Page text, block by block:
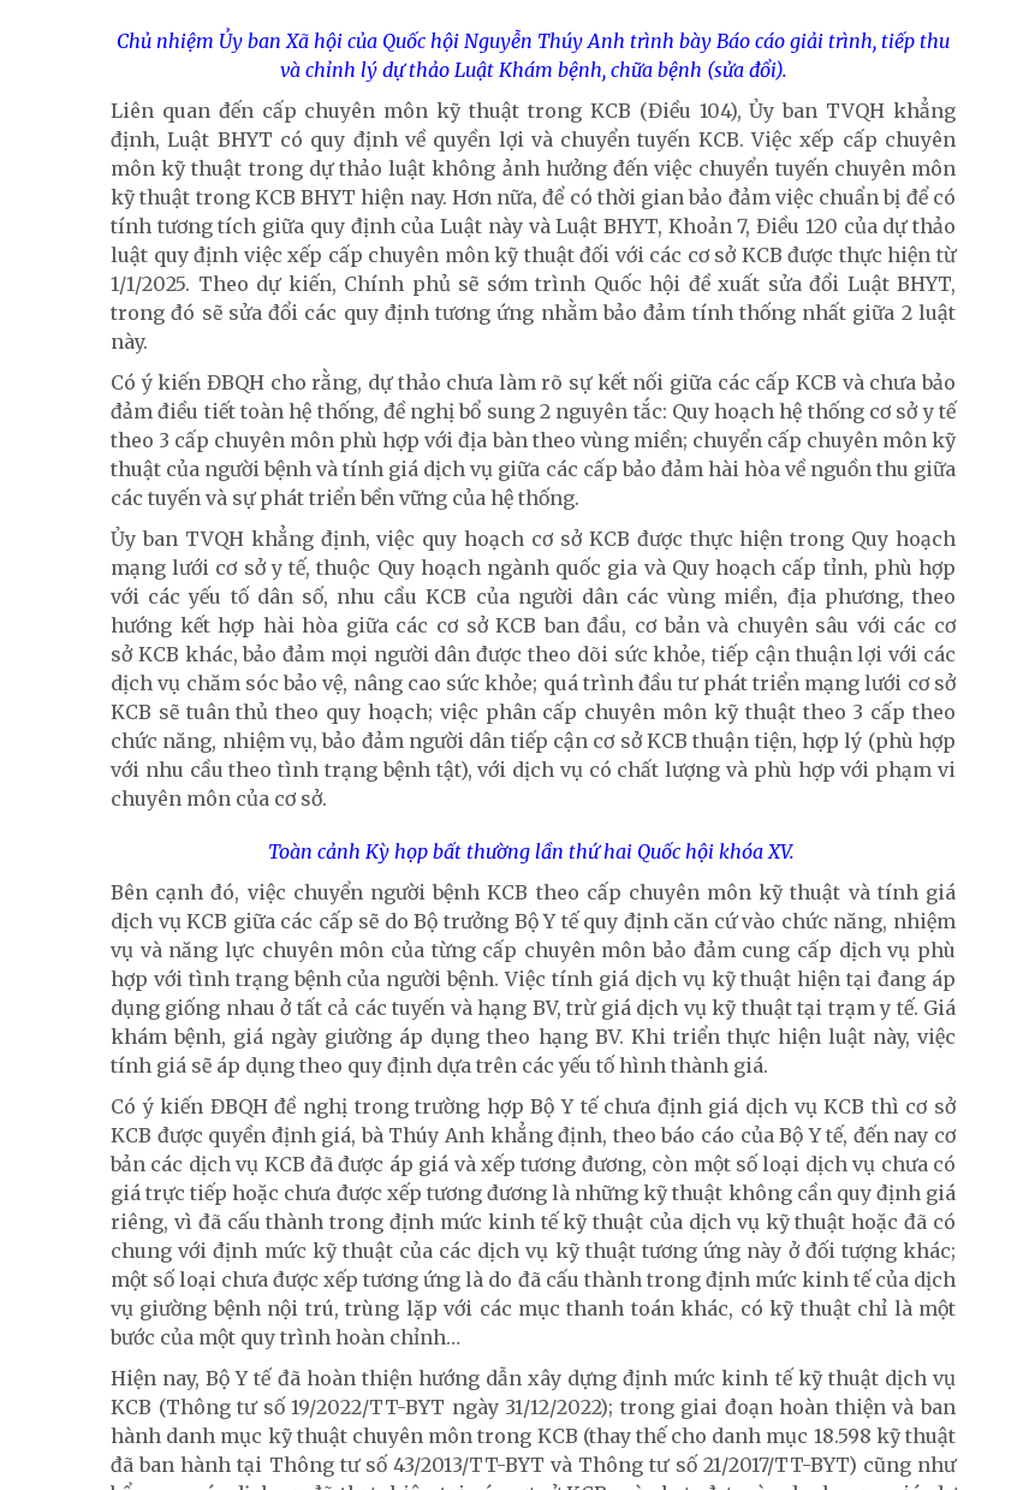
Chủ nhiệm Ủy ban Xã hội của Quốc hội Nguyễn Thúy Anh trình bày Báo cáo giải trình, tiếp thu
và chỉnh lý dự thảo Luật Khám bệnh, chữa bệnh (sửa đổi).
Liên quan đến cấp chuyên môn kỹ thuật trong KCB (Điều 104), Ủy ban TVQH khẳng
định, Luật BHYT có quy định về quyền lợi và chuyển tuyến KCB. Việc xếp cấp chuyên
môn kỹ thuật trong dự thảo luật không ảnh hưởng đến việc chuyển tuyến chuyên môn
kỹ thuật trong KCB BHYT hiện nay. Hơn nữa, để có thời gian bảo đảm việc chuẩn bị để có
tính tương tích giữa quy định của Luật này và Luật BHYT, Khoản 7, Điều 120 của dự thảo
luật quy định việc xếp cấp chuyên môn kỹ thuật đối với các cơ sở KCB được thực hiện từ
1/1/2025. Theo dự kiến, Chính phủ sẽ sớm trình Quốc hội đề xuất sửa đổi Luật BHYT,
trong đó sẽ sửa đổi các quy định tương ứng nhằm bảo đảm tính thống nhất giữa 2 luật
này.
Có ý kiến ĐBQH cho rằng, dự thảo chưa làm rõ sự kết nối giữa các cấp KCB và chưa bảo
đảm điều tiết toàn hệ thống, đề nghị bổ sung 2 nguyên tắc: Quy hoạch hệ thống cơ sở y tế
theo 3 cấp chuyên môn phù hợp với địa bàn theo vùng miền; chuyển cấp chuyên môn kỹ
thuật của người bệnh và tính giá dịch vụ giữa các cấp bảo đảm hài hòa về nguồn thu giữa
các tuyến và sự phát triển bền vững của hệ thống.
Ủy ban TVQH khẳng định, việc quy hoạch cơ sở KCB được thực hiện trong Quy hoạch
mạng lưới cơ sở y tế, thuộc Quy hoạch ngành quốc gia và Quy hoạch cấp tỉnh, phù hợp
với các yếu tố dân số, nhu cầu KCB của người dân các vùng miền, địa phương, theo
hướng kết hợp hài hòa giữa các cơ sở KCB ban đầu, cơ bản và chuyên sâu với các cơ
sở KCB khác, bảo đảm mọi người dân được theo dõi sức khỏe, tiếp cận thuận lợi với các
dịch vụ chăm sóc bảo vệ, nâng cao sức khỏe; quá trình đầu tư phát triển mạng lưới cơ sở
KCB sẽ tuân thủ theo quy hoạch; việc phân cấp chuyên môn kỹ thuật theo 3 cấp theo
chức năng, nhiệm vụ, bảo đảm người dân tiếp cận cơ sở KCB thuận tiện, hợp lý (phù hợp
với nhu cầu theo tình trạng bệnh tật), với dịch vụ có chất lượng và phù hợp với phạm vi
chuyên môn của cơ sở.
Toàn cảnh Kỳ họp bất thường lần thứ hai Quốc hội khóa XV.
Bên cạnh đó, việc chuyển người bệnh KCB theo cấp chuyên môn kỹ thuật và tính giá
dịch vụ KCB giữa các cấp sẽ do Bộ trưởng Bộ Y tế quy định căn cứ vào chức năng, nhiệm
vụ và năng lực chuyên môn của từng cấp chuyên môn bảo đảm cung cấp dịch vụ phù
hợp với tình trạng bệnh của người bệnh. Việc tính giá dịch vụ kỹ thuật hiện tại đang áp
dụng giống nhau ở tất cả các tuyến và hạng BV, trừ giá dịch vụ kỹ thuật tại trạm y tế. Giá
khám bệnh, giá ngày giường áp dụng theo hạng BV. Khi triển thực hiện luật này, việc
tính giá sẽ áp dụng theo quy định dựa trên các yếu tố hình thành giá.
Có ý kiến ĐBQH đề nghị trong trường hợp Bộ Y tế chưa định giá dịch vụ KCB thì cơ sở
KCB được quyền định giá, bà Thúy Anh khẳng định, theo báo cáo của Bộ Y tế, đến nay cơ
bản các dịch vụ KCB đã được áp giá và xếp tương đương, còn một số loại dịch vụ chưa có
giá trực tiếp hoặc chưa được xếp tương đương là những kỹ thuật không cần quy định giá
riêng, vì đã cấu thành trong định mức kinh tế kỹ thuật của dịch vụ kỹ thuật hoặc đã có
chung với định mức kỹ thuật của các dịch vụ kỹ thuật tương ứng này ở đối tượng khác;
một số loại chưa được xếp tương ứng là do đã cấu thành trong định mức kinh tế của dịch
vụ giường bệnh nội trú, trùng lặp với các mục thanh toán khác, có kỹ thuật chỉ là một
bước của một quy trình hoàn chỉnh…
Hiện nay, Bộ Y tế đã hoàn thiện hướng dẫn xây dựng định mức kinh tế kỹ thuật dịch vụ
KCB (Thông tư số 19/2022/TT-BYT ngày 31/12/2022); trong giai đoạn hoàn thiện và ban
hành danh mục kỹ thuật chuyên môn trong KCB (thay thế cho danh mục 18.598 kỹ thuật
đã ban hành tại Thông tư số 43/2013/TT-BYT và Thông tư số 21/2017/TT-BYT) cũng như